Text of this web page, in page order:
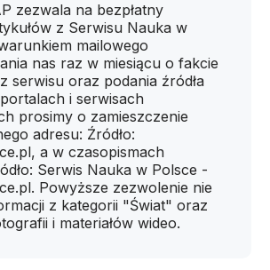
zezwala na bezpłatny
z Serwisu Nauka w
mailowego
nas raz w miesiącu o fakcie
serwisu oraz podania źródła
i serwisach
prosimy o zamieszczenie
adresu: Źródło:
a w czasopismach
Serwis Nauka w Polsce -
Powyższe zezwolenie nie
z kategorii "Świat" oraz
i materiałów wideo.